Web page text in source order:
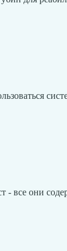
- все они